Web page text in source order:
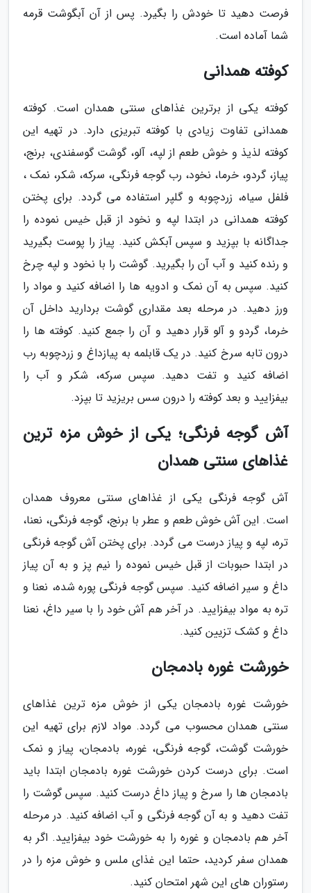
فرصت دهید تا خودش را بگیرد. پس از آن آبگوشت قرمه
شما آماده است.
کوفته همدانی
کوفته یکی از برترین غذاهای سنتی همدان است. کوفته
همدانی تفاوت زیادی با کوفته تبریزی دارد. در تهیه این
کوفته لذیذ و خوش طعم از لپه، آلو، گوشت گوسفندی، برنج،
پیاز، گردو، خرما، نخود، رب گوجه فرنگی، سرکه، شکر، نمک ،
فلفل سیاه، زردچوبه و گلپر استفاده می گردد. برای پختن
کوفته همدانی در ابتدا لپه و نخود از قبل خیس نموده را
جداگانه با بپزید و سپس آبکش کنید. پیاز را پوست بگیرید
و رنده کنید و آب آن را بگیرید. گوشت را با نخود و لپه چرخ
کنید. سپس به آن نمک و ادویه ها را اضافه کنید و مواد را
ورز دهید. در مرحله بعد مقداری گوشت بردارید داخل آن
خرما، گردو و آلو قرار دهید و آن را جمع کنید. کوفته ها را
درون تابه سرخ کنید. در یک قابلمه به پیازداغ و زردچوبه رب
اضافه کنید و تفت دهید. سپس سرکه، شکر و آب را
بیفزایید و بعد کوفته را درون سس بریزید تا بپزد.
آش گوجه فرنگی؛ یکی از خوش مزه ترین
غذاهای سنتی همدان
آش گوجه فرنگی یکی از غذاهای سنتی معروف همدان
است. این آش خوش طعم و عطر با برنج، گوجه فرنگی، نعنا،
تره، لپه و پیاز درست می گردد. برای پختن آش گوجه فرنگی
در ابتدا حبوبات از قبل خیس نموده را نیم پز و به آن پیاز
داغ و سیر اضافه کنید. سپس گوجه فرنگی پوره شده، نعنا و
تره به مواد بیفزایید. در آخر هم آش خود را با سیر داغ، نعنا
داغ و کشک تزیین کنید.
خورشت غوره بادمجان
خورشت غوره بادمجان یکی از خوش مزه ترین غذاهای
سنتی همدان محسوب می گردد. مواد لازم برای تهیه این
خورشت گوشت، گوجه فرنگی، غوره، بادمجان، پیاز و نمک
است. برای درست کردن خورشت غوره بادمجان ابتدا باید
بادمجان ها را سرخ و پیاز داغ درست کنید. سپس گوشت را
تفت دهید و به آن گوجه فرنگی و آب اضافه کنید. در مرحله
آخر هم بادمجان و غوره را به خورشت خود بیفزایید. اگر به
همدان سفر کردید، حتما این غذای ملس و خوش مزه را در
رستوران های این شهر امتحان کنید.